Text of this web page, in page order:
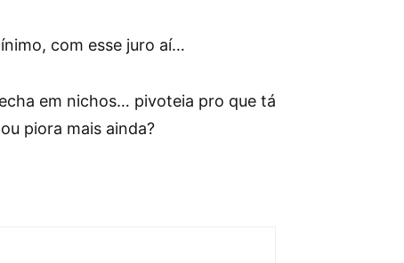
com esse juro aí…
em nichos… pivoteia pro que tá
piora mais ainda?